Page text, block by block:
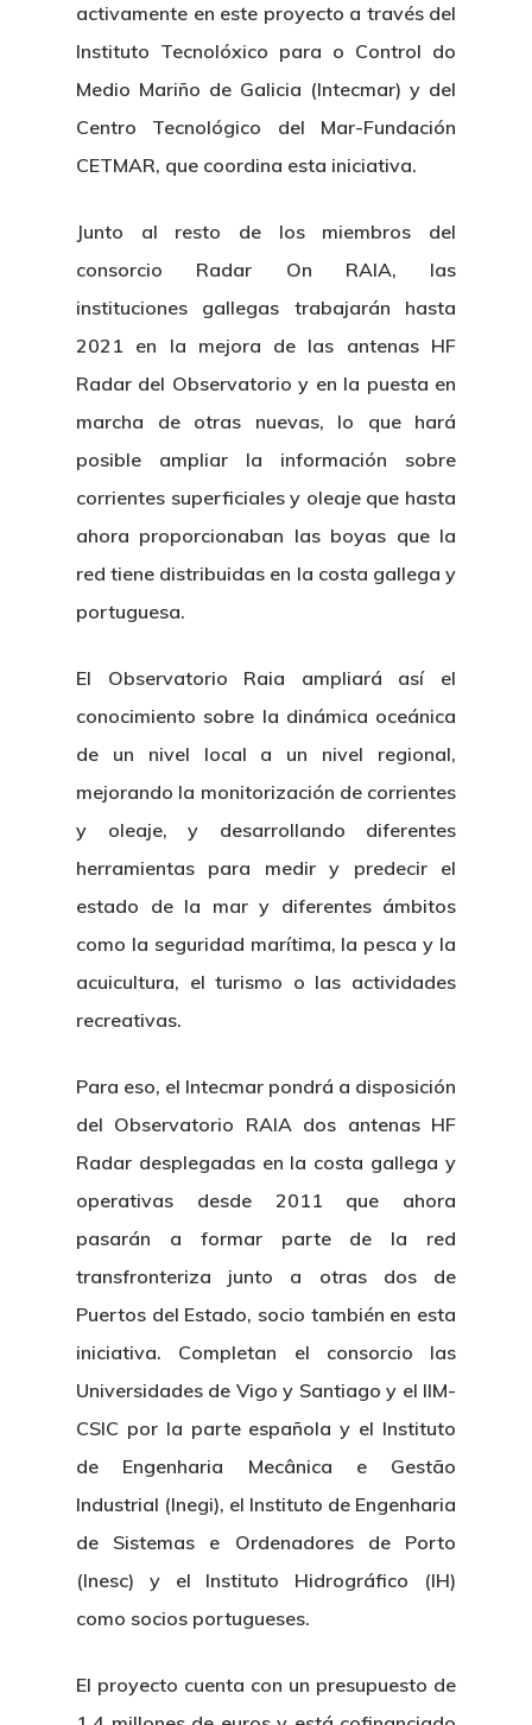
activamente en este proyecto a través del
Instituto Tecnolóxico para o Control do
Medio Mariño de Galicia (Intecmar) y del
Centro Tecnológico del Mar-Fundación
CETMAR, que coordina esta iniciativa.
Junto al resto de los miembros del
consorcio Radar On RAIA, las
instituciones gallegas trabajarán hasta
2021 en la mejora de las antenas HF
Radar del Observatorio y en la puesta en
marcha de otras nuevas, lo que hará
posible ampliar la información sobre
corrientes superficiales y oleaje que hasta
ahora proporcionaban las boyas que la
red tiene distribuidas en la costa gallega y
portuguesa.
El Observatorio Raia ampliará así el
conocimiento sobre la dinámica oceánica
de un nivel local a un nivel regional,
mejorando la monitorización de corrientes
y oleaje, y desarrollando diferentes
herramientas para medir y predecir el
estado de la mar y diferentes ámbitos
como la seguridad marítima, la pesca y la
acuicultura, el turismo o las actividades
recreativas.
Para eso, el Intecmar pondrá a disposición
del Observatorio RAIA dos antenas HF
Radar desplegadas en la costa gallega y
operativas desde 2011 que ahora
pasarán a formar parte de la red
transfronteriza junto a otras dos de
Puertos del Estado, socio también en esta
iniciativa. Completan el consorcio las
Universidades de Vigo y Santiago y el IIM-
CSIC por la parte española y el Instituto
de Engenharia Mecânica e Gestão
Industrial (Inegi), el Instituto de Engenharia
de Sistemas e Ordenadores de Porto
(Inesc) y el Instituto Hidrográfico (IH)
como socios portugueses.
El proyecto cuenta con un presupuesto de
Nosotros
Patronato
Novedades
Proyectos